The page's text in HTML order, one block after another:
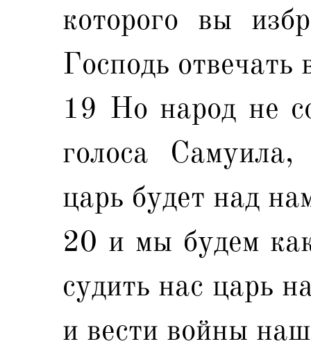
которого вы
Господь отвечать
19 Но народ не
голоса
царь будет над
20 и мы будем
судить нас царь
и вести войны